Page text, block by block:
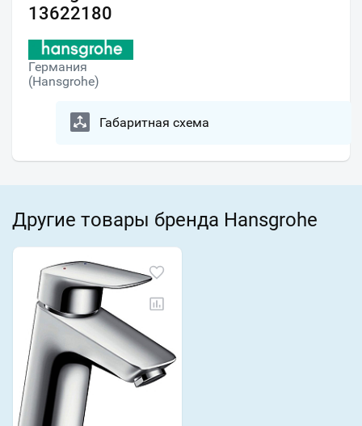
13622180
Германия
(Hansgrohe)
Габаритная схема
Другие товары бренда Hansgrohe